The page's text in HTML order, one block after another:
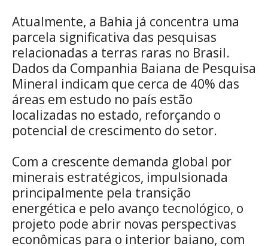
Atualmente, a Bahia já concentra uma
parcela significativa das pesquisas
relacionadas a terras raras no Brasil.
Dados da Companhia Baiana de Pesquisa
Mineral indicam que cerca de 40% das
áreas em estudo no país estão
localizadas no estado, reforçando o
potencial de crescimento do setor.
Com a crescente demanda global por
minerais estratégicos, impulsionada
principalmente pela transição
energética e pelo avanço tecnológico, o
projeto pode abrir novas perspectivas
econômicas para o interior baiano, com